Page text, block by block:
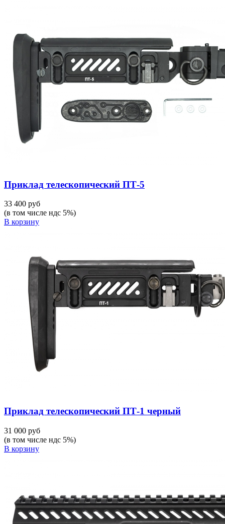
Приклад телескопический ПТ-5
33 400 руб
(в том числе ндс 5%)
В корзину
Приклад телескопический ПТ-1 черный
31 000 руб
(в том числе ндс 5%)
В корзину